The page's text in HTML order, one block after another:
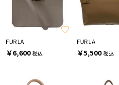
FURLA
￥6,600税込
FURLA
￥5,500税込